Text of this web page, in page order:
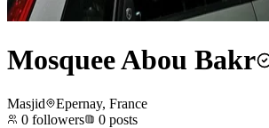
Mosquee Abou Bakr
Masjid
Epernay, France
0 followers 0 posts